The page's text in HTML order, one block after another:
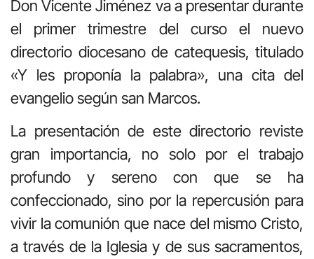
Don Vicente Jiménez va a presentar durante
el primer trimestre del curso el nuevo
directorio diocesano de catequesis, titulado
«Y les proponía la palabra», una cita del
evangelio según san Marcos.
La presentación de este directorio reviste
gran importancia, no solo por el trabajo
profundo y sereno con que se ha
confeccionado, sino por la repercusión para
vivir la comunión que nace del mismo Cristo,
a través de la Iglesia y de sus sacramentos,